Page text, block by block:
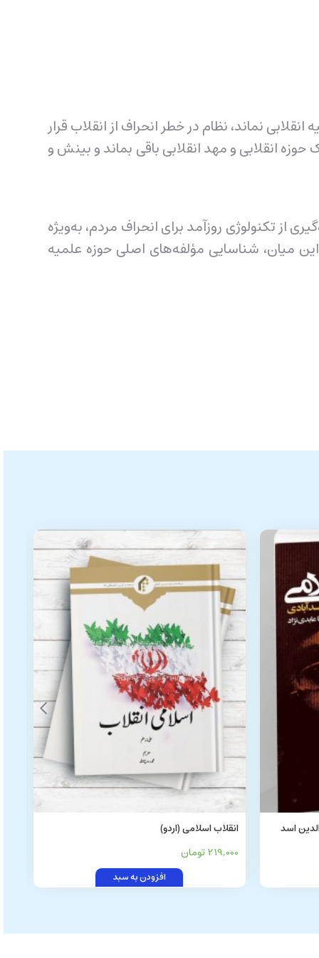
نماند، نظام در خطر انحراف از انقلاب قرار
انقلابی و مهد انقلابی باقی بماند و بینش و
تکنولوژی روزآمد برای انحراف مردم، به‌ویژه
میان، شناسایی مؤلفه‌های اصلی حوزه علمیه
اسد
انقلاب اسلامی (اردو)
219,000 تومان
افزودن به سبد